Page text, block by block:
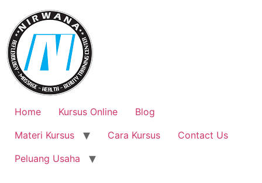
content
Home Kursus Online
Blog
Materi Kursus
Cara Kursus
Contact Us
Peluang Usaha